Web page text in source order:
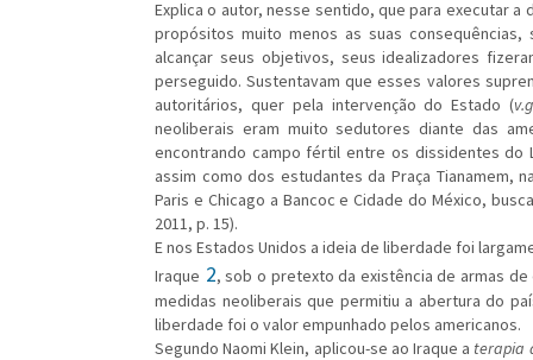
Explica o autor, nesse sentido, que para executar
propósitos muito menos as suas
alcançar seus objetivos, seus idealizadores
perseguido. Sustentavam que esses valores
autoritários, quer pela intervenção do Estado (
neoliberais eram muito sedutores diante das
encontrando campo fértil entre os dissidentes do
assim como dos estudantes da Praça Tianamem,
Paris e Chicago a Bancoc e Cidade do México,
2011, p. 15).
E nos Estados Unidos a ideia de liberdade foi
Iraque 2, sob o pretexto da existência de armas
medidas neoliberais que permitiu a abertura do
liberdade foi o valor empunhado pelos americanos.
Segundo Naomi Klein, aplicou-se ao Iraque a terapia